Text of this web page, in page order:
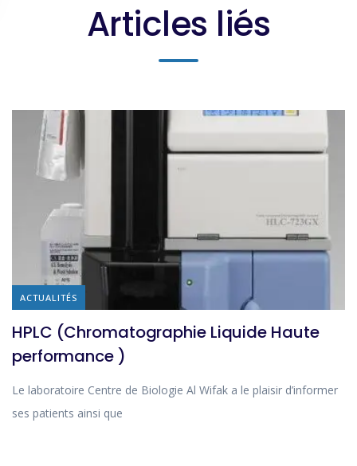
Articles liés
ACTUALITÉS
HPLC (Chromatographie Liquide Haute
performance )
Le laboratoire Centre de Biologie Al Wifak a le plaisir d’informer
ses patients ainsi que